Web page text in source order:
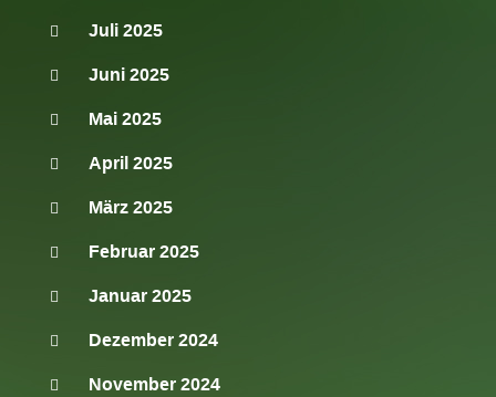
Juli 2025
Juni 2025
Mai 2025
April 2025
März 2025
Februar 2025
Januar 2025
Dezember 2024
November 2024